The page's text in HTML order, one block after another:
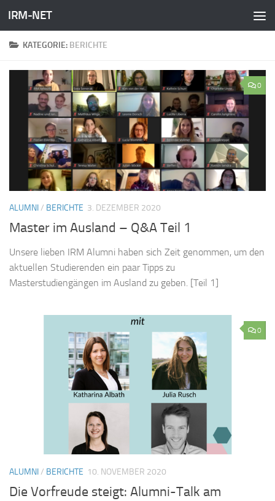
Zum Inhalt springen
IRM-NET
KATEGORIE: BERICHTE
0
ALUMNI/ BERICHTE 3. DEZEMBER 2020
Master im Ausland – Q&A Teil 1
Unsere lieben IRM Alumni haben sich Zeit genommen, um den
aktuellen Studierenden ein paar Tipps zu
Masterstudiengängen im Ausland zu geben. [Teil 1]
0
ALUMNI/ BERICHTE 10. NOVEMBER 2020
Die Vorfreude steigt: Alumni-Talk am